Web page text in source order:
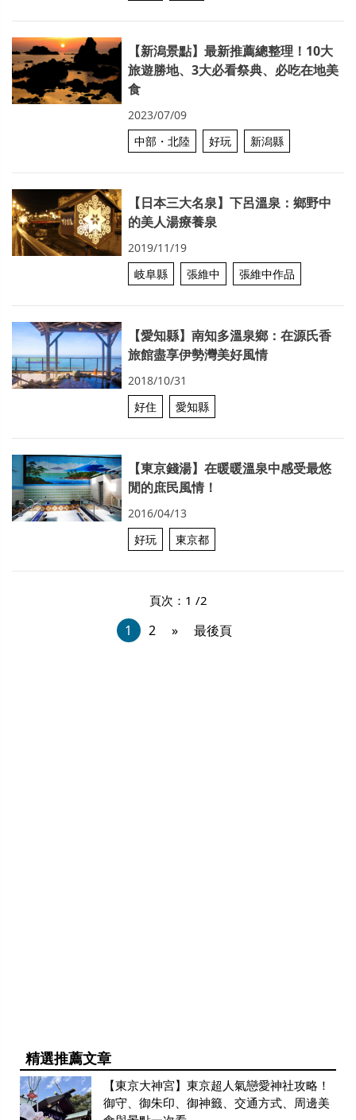
【新潟景點】最新推薦總整理！10大
旅遊勝地、3大必看祭典、必吃在地美
食
2023/07/09
中部・北陸
好玩 新潟縣
【日本三大名泉】下呂溫泉：鄉野中
的美人湯療養泉
2019/11/19
岐阜縣
張維中 張維中作品
【愛知縣】南知多溫泉鄉：在源氏香
旅館盡享伊勢灣美好風情
2018/10/31
好住
愛知縣
【東京錢湯】在暖暖溫泉中感受最悠
閒的庶民風情！
2016/04/13
好玩
東京都
頁次：1 /2
1 2 » 最後頁
精選推薦文章
【東京大神宮】東京超人氣戀愛神社攻略！
御守、御朱印、御神籤、交通方式、周邊美